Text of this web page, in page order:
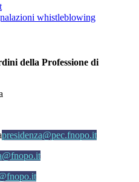
whistleblowing
della Professione di
presidenza@pec.fnopo.it